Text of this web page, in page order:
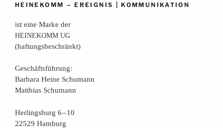
HEINEKOMM –EREIGNIS |KOMMUNIKATION
ist eine Mar­ke der
HEINEKOMM UG
(haf­tungs­be­schränkt)
Geschäfts­füh­rung:
Bar­ba­ra Hei­ne Schumann
Mat­thi­as Schumann
Her­lings­burg 6 – 10
22529 Hamburg